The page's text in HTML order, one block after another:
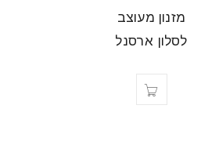
מזנון מעוצב
לסלון ארסנל